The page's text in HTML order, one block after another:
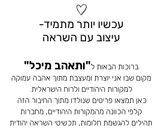
עכשיו יותר מתמיד-
עיצוב עם השראה
ברוכות הבאות ל"ותאהב מיכל"
מקום שבו אני יוצרת ומעצבת מתוך אהבה עמוקה
למקורות היהודיים ולרוח הישראלית.
כאן תמצאו פריטים שנולדו מתוך החיבור הזה
קלפי הכוונה מהמקורות היהודיים, מחברות
תהילים להגשמת חלומות, תכשיטי השראה יהודית